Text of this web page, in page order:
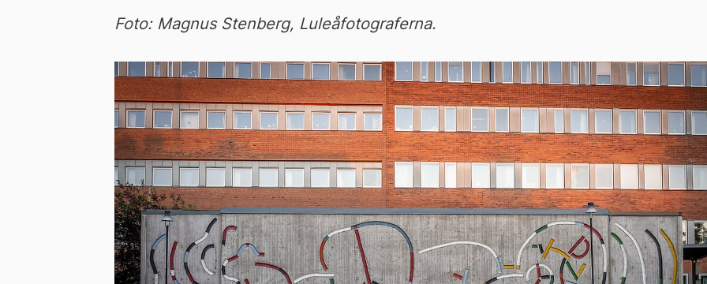
Foto: Magnus Stenberg, Luleåfotograferna.